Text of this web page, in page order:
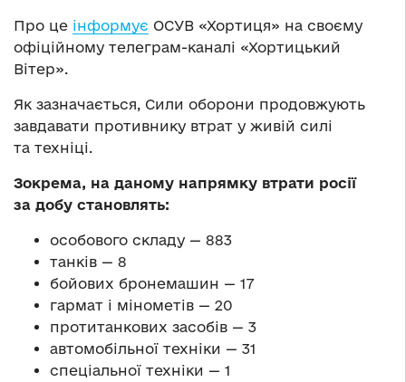
Про це інформує ОСУВ «Хортиця» на своєму
офіційному телеграм-каналі «Хортицький
Вітер».
Як зазначається, Сили оборони продовжують
завдавати противнику втрат у живій силі
та техніці.
Зокрема, на даному напрямку втрати росії
за добу становлять:
особового складу — 883
танків — 8
бойових бронемашин — 17
гармат і мінометів — 20
протитанкових засобів — 3
автомобільної техніки — 31
спеціальної техніки — 1